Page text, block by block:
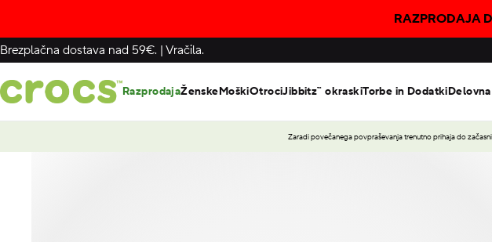
RAZPRODAJA
Brezplačna dostava nad 59€. | Vračila.
RazprodajaŽenskeMoškiOtrociJibbitz™ okraskiTorbe in Dodatki
Zaradi povečanega povpraševanja trenutno prihaja do